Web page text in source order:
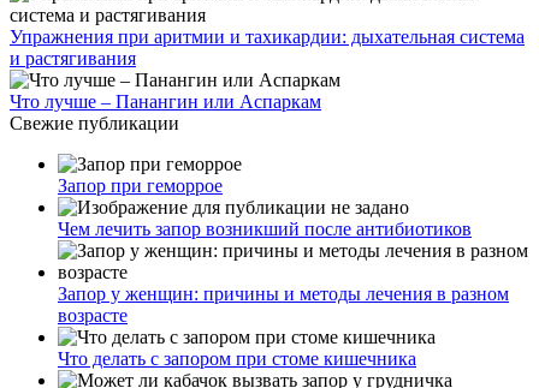
Упражнения при аритмии и тахикардии: дыхательная система
и растягивания
Что лучше – Панангин или Аспаркам
Свежие публикации
Запор при геморрое
Чем лечить запор возникший после антибиотиков
Запор у женщин: причины и методы лечения в разном
возрасте
Что делать с запором при стоме кишечника